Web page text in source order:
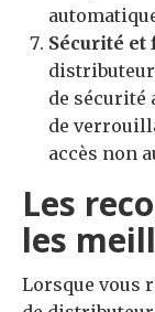
Sécurité et
distributeur
de sécurité
de
accès non
Les
les
Lorsque vous